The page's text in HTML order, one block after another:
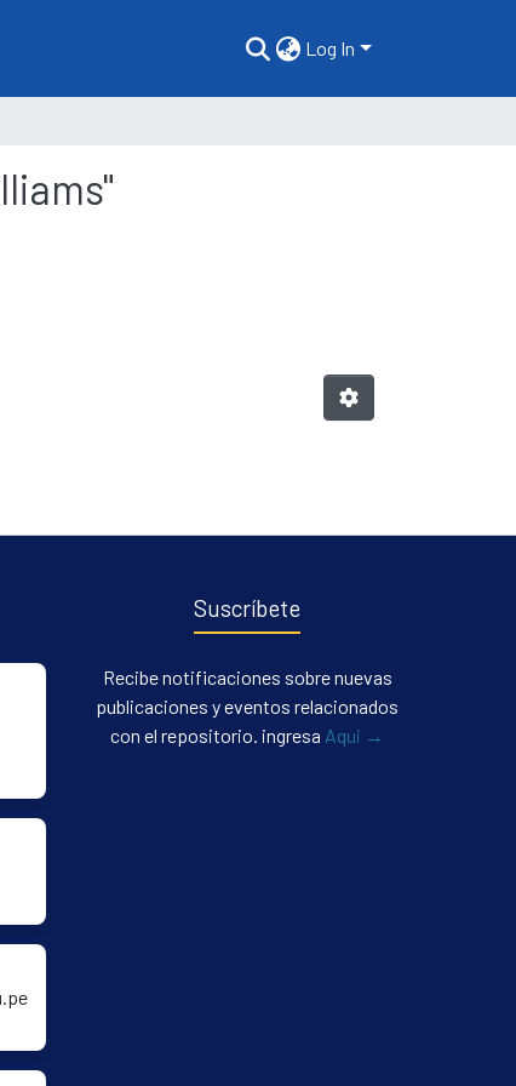
Log In
Suscríbete
Recibe notificaciones sobre nuevas
publicaciones y eventos relacionados
con el repositorio. ingresa Aqui →